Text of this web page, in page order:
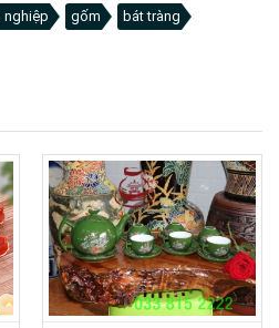
nghiệp gốm
bát tràng